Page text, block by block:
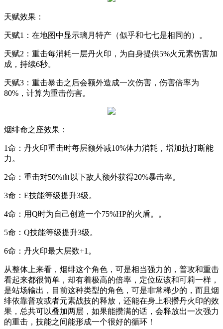
天赋效果：
天赋1 ：在地图中显示璃月特产（似乎和七七是相同的）。
天赋2 ：重击每消耗一层丹火印，为自身提供5%火元素伤害加
成，持续6秒。
天赋3 ：重击暴击之后会额外造成一次伤害，伤害倍率为
80% ，计算为重击伤害。
烟绯命之座效果：
1命：丹火印重击时每层额外减10%体力消耗，增加抗打断能
力。
2命：重击对50%血以下敌人额外获得20%暴击率。
3命： E技能等级提升3级。
4命：用Q时为自己创造一个75%HP的火盾。。
5命： Q技能等级提升3级。
6命：丹火印最大层数+1 。
从整体上来看，烟绯这个角色，可是相当强力的，普攻和重击
看起来都很简单，却有着极高的倍率，定位应该和可莉一样，
是站场输出，目前这种类型的角色，可是非常稀少的，而且烟
绯依靠普攻或者元素战技的释放，还能在身上积攒丹火印的效
果，总共可以叠加两层，如果能攒满的话，会释放出一次强力
的重击，技能之间能形成一个很好的循环！